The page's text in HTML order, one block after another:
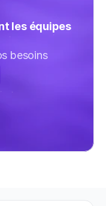
les équipes
besoins